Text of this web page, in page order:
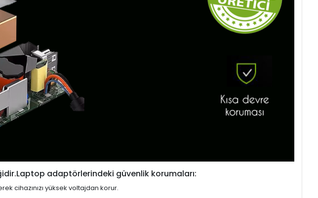
adaptörlerindeki güvenlik korumaları:
cihazınızı yüksek voltajdan korur.